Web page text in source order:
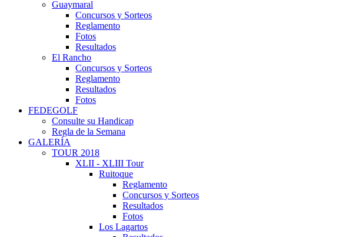
Guaymaral
Concursos y Sorteos
Reglamento
Fotos
Resultados
El Rancho
Concursos y Sorteos
Reglamento
Resultados
Fotos
FEDEGOLF
Consulte su Handicap
Regla de la Semana
GALERÍA
TOUR 2018
XLII - XLIII Tour
Ruitoque
Reglamento
Concursos y Sorteos
Resultados
Fotos
Los Lagartos